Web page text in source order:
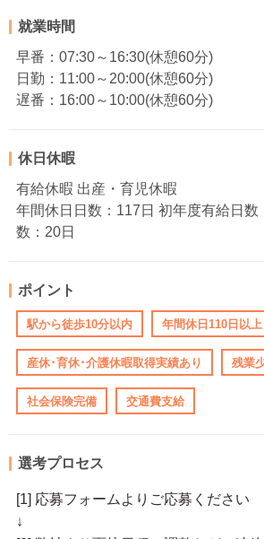
就業時間
早番：07:30～16:30(休憩60分)
日勤：11:00～20:00(休憩60分)
遅番：16:00～10:00(休憩60分)
休日休暇
有給休暇 出産・育児休暇
年間休日日数：117日 初年度有給日数
数：20日
ポイント
駅から徒歩10分以内 年間休日110日以上
産休･育休･介護休暇取得実績あり 残業
社会保険完備 交通費支給
選考プロセス
[1] 応募フォームよりご応募ください
↓